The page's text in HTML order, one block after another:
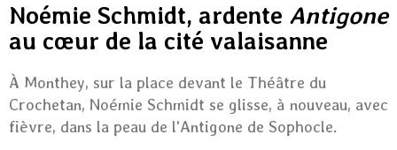
Noémie Schmidt, ardente Antigone
au cœur de la cité valaisanne
À Monthey, sur la place devant le Théâtre du
Crochetan, Noémie Schmidt se glisse, à nouveau, avec
fièvre, dans la peau de l'Antigone de Sophocle.